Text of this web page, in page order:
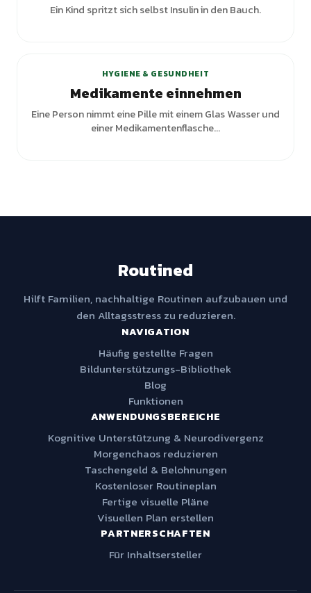
Ein Kind spritzt sich selbst Insulin in den Bauch.
HYGIENE & GESUNDHEIT
Medikamente einnehmen
Eine Person nimmt eine Pille mit einem Glas Wasser und
einer Medikamentenflasche...
Routined
Hilft Familien, nachhaltige Routinen aufzubauen und
den Alltagsstress zu reduzieren.
NAVIGATION
Häufig gestellte Fragen
Bildunterstützungs-Bibliothek
Blog
Funktionen
ANWENDUNGSBEREICHE
Kognitive Unterstützung & Neurodivergenz
Morgenchaos reduzieren
Taschengeld & Belohnungen
Kostenloser Routineplan
Fertige visuelle Pläne
Visuellen Plan erstellen
PARTNERSCHAFTEN
Für Inhaltsersteller